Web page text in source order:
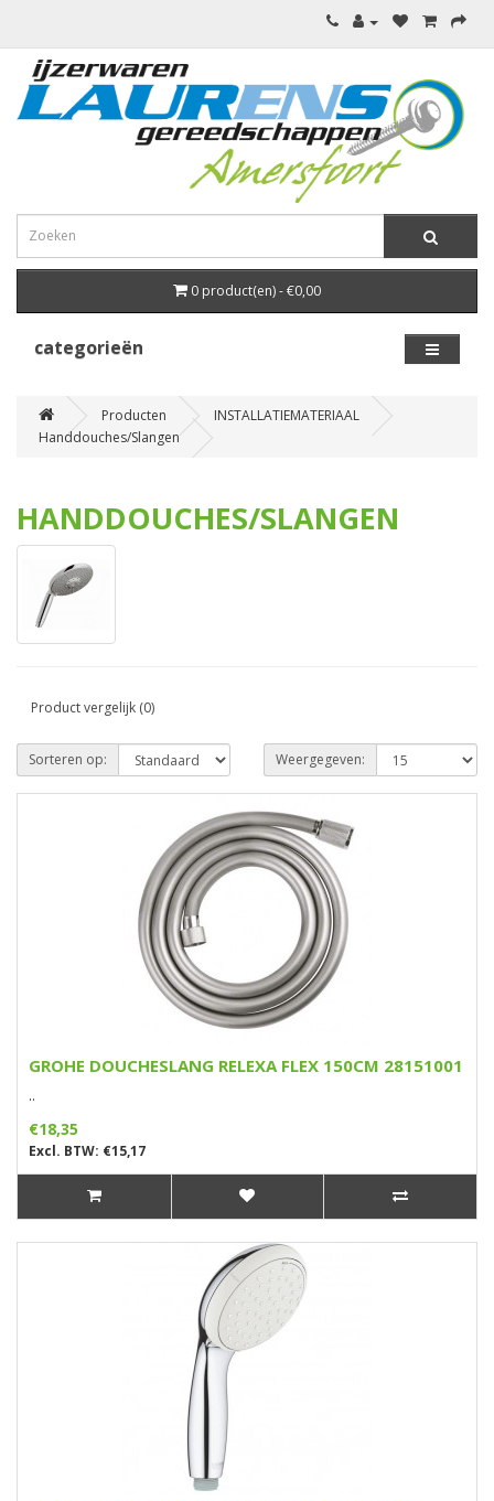
0 product(en) - €0,00
categorieën
Producten
INSTALLATIEMATERIAAL
Handdouches/Slangen
HANDDOUCHES/SLANGEN
Product vergelijk (0)
Sorteren op: Weergegeven:
GROHE DOUCHESLANG RELEXA FLEX 150CM 28151001
..
€18,35
Excl. BTW: €15,17